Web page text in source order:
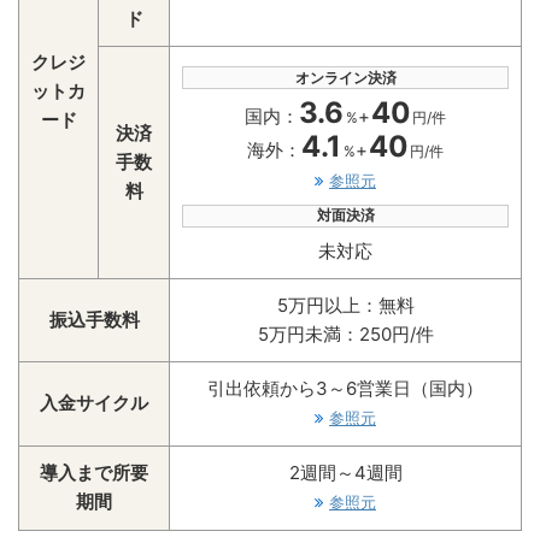
クレジ
ットカ
ード
ド
決済
手数
料
オンライン決済
国内： 3.6 %+40 円/件
海外： 4.1 %+40 円/件
参照元
対面決済
未対応
振込手数料
5万円以上：無料
5万円未満：250円/件
入金サイクル
引出依頼から3～6営業日（国内）
参照元
導入まで所要
期間
2週間～4週間
参照元